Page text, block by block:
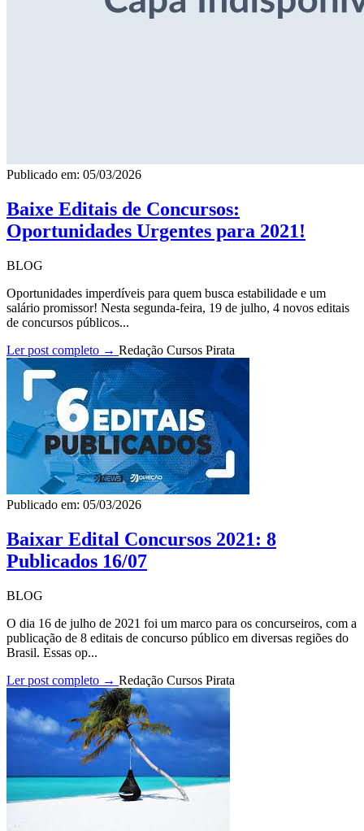
Publicado em: 05/03/2026
Baixe Editais de Concursos:
Oportunidades Urgentes para 2021!
BLOG
Oportunidades imperdíveis para quem busca estabilidade e um
salário promissor! Nesta segunda-feira, 19 de julho, 4 novos editais
de concursos públicos...
Ler post completo → Redação Cursos Pirata
Publicado em: 05/03/2026
Baixar Edital Concursos 2021: 8
Publicados 16/07
BLOG
O dia 16 de julho de 2021 foi um marco para os concurseiros, com a
publicação de 8 editais de concurso público em diversas regiões do
Brasil. Essas op...
Ler post completo → Redação Cursos Pirata